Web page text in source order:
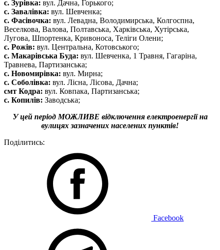
с. Зурівка: вул. Дачна, Горького;
с. Завалівка: вул. Шевченка;
с. Фасівочка: вул. Левадна, Володимирська, Колгоспна,
Веселкова, Валова, Полтавська, Харківська, Хутірська,
Лугова, Шпортенка, Кривоноса, Теліги Олени;
с. Рожів: вул. Центральна, Котовського;
с. Макарівська Буда: вул. Шевченка, 1 Травня, Гагаріна,
Травнева, Партизанська;
с. Новомирівка: вул. Мирна;
с. Соболівка: вул. Лісна, Лісова, Дачна;
смт Кодра: вул. Ковпака, Партизанська;
с. Копилів: Заводська;
У цей період МОЖЛИВЕ відключення електроенергії на
вулицях зазначених населених пунктів!
Поділитись:
Facebook